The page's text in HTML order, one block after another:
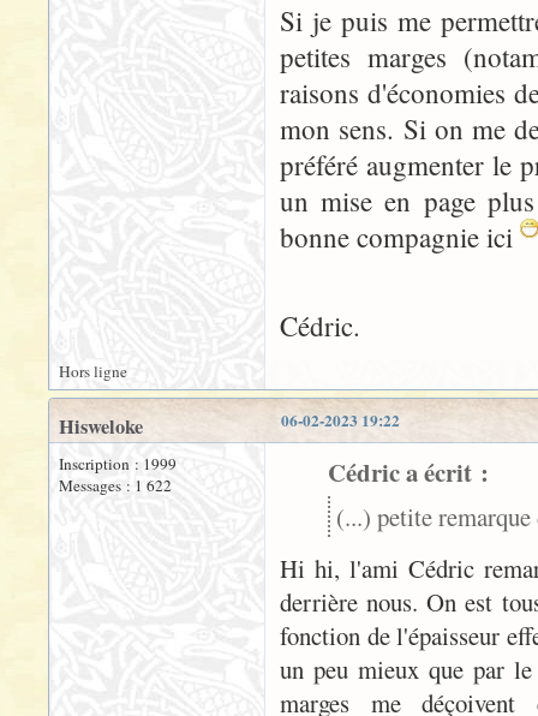
Si je puis me
petites marges
raisons d'économies
mon sens. Si on me
préféré augmenter le
un mise en page
bonne compagnie ici
Cédric.
Hors ligne
06-02-2023 19:22
Hisweloke
Inscription : 1999
Messages : 1 622
Cédric a écrit :
(...) petite
Hi hi, l'ami Cédric
derrière nous. On est
fonction de l'épaisseur
un peu mieux que par
marges me déçoivent